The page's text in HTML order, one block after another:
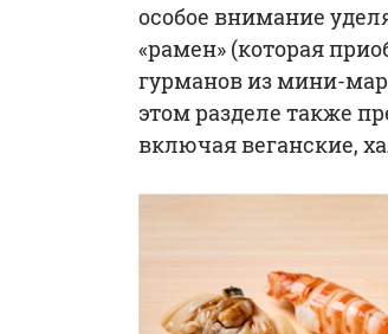
особое внимание
«рамен» (которая
гурманов из мини-
этом разделе также
включая веганские,